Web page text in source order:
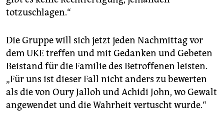
totzuschlagen.“
Die Gruppe will sich jetzt jeden Nachmittag vor
dem UKE treffen und mit Gedanken und Gebeten
Beistand für die Familie des Betroffenen leisten.
„Für uns ist dieser Fall nicht anders zu bewerten
als die von Oury Jalloh und Achidi John, wo Gewalt
angewendet und die Wahrheit vertuscht wurde.“